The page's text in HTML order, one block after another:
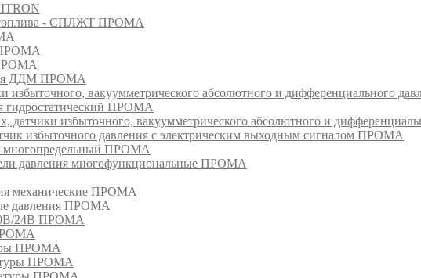
топлива - СПЛЖТ ПРОМА
ПРОМА
ДДМ ПРОМА
вакуумметрического абсолютного и дифференциального
гидростатический ПРОМА
избыточного, вакуумметрического абсолютного и
избыточного давления с электрическим выходным сигналом ПРОМА
многопредельный ПРОМА
давления многофункциональные ПРОМА
механические ПРОМА
давления ПРОМА
24В ПРОМА
ПРОМА
ПРОМА